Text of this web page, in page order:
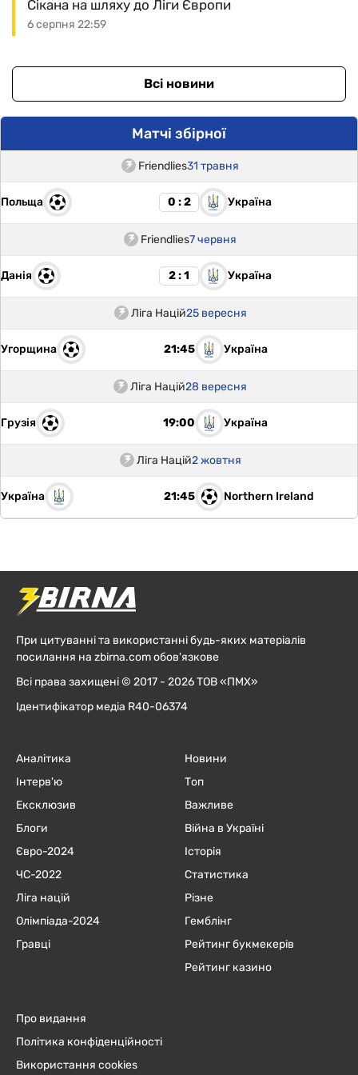
6 серпня 22:59
Сікана на шляху до Ліги Європи
Всі новини
Матчі збірної
Friendlies31 травня
Польща 0 : 2 Україна
Friendlies7 червня
Данія 2 : 1 Україна
Ліга Націй25 вересня
Угорщина 21:45 Україна
Ліга Націй28 вересня
Грузія 19:00 Україна
Ліга Націй2 жовтня
Україна 21:45 Northern Ireland
При цитуванні та використанні будь-яких матеріалів
посилання на zbirna.com обов'язкове
Всі права захищені © 2017 - 2026 ТОВ «ПМХ»
Ідентифікатор медіа R40-06374
Аналітика
Інтерв'ю
Ексклюзив
Блоги
Євро-2024
ЧC-2022
Ліга націй
Олімпіада-2024
Гравці
Новини
Топ
Важливе
Війна в Україні
Історія
Статистика
Різне
Гемблінг
Рейтинг букмекерів
Рейтинг казино
Про видання
Політика конфіденційності
Використання cookies